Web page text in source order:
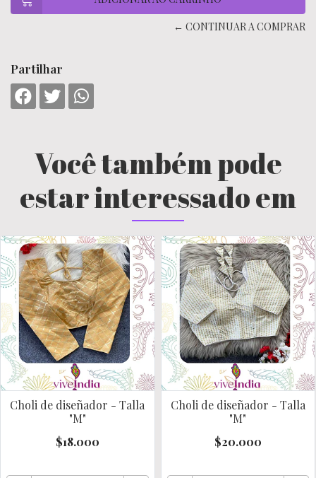
← CONTINUAR A COMPRAR
Partilhar
Você também pode
estar interessado em
Choli de diseñador - Talla
"M"
$18.000
Choli de diseñador - Talla
"M"
$20.000